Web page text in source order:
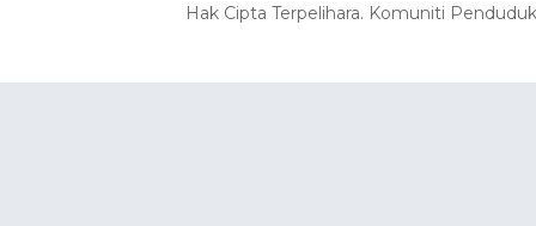
Hak Cipta Terpelihara. Komuniti